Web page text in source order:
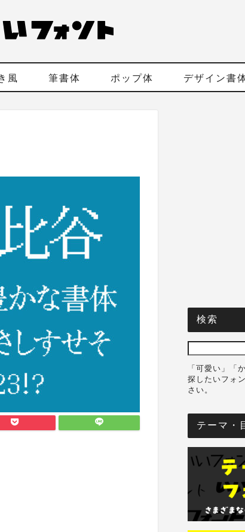
風 筆書体 ポップ体 デザイン書
検索
「可愛い」「
探したいフォ
さい。
テーマ・